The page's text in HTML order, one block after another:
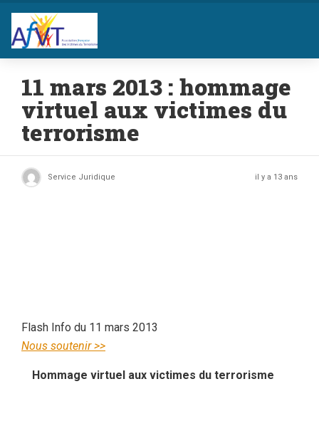
11 mars 2013 : hommage
virtuel aux victimes du
terrorisme
Service Juridique il y a 13 ans
Flash Info du 11 mars 2013
Nous soutenir >>
Hommage virtuel aux victimes du terrorisme